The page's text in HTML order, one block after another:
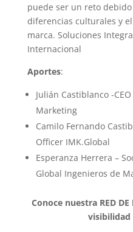
puede ser un reto
diferencias culturales y
marca. Soluciones
Internacional
Aportes:
Julián Castiblanco -
Marketing
Camilo Fernando
Officer IMK.Global
Esperanza Herrera –
Global Ingenieros de
Conoce nuestra RED
visibilidad